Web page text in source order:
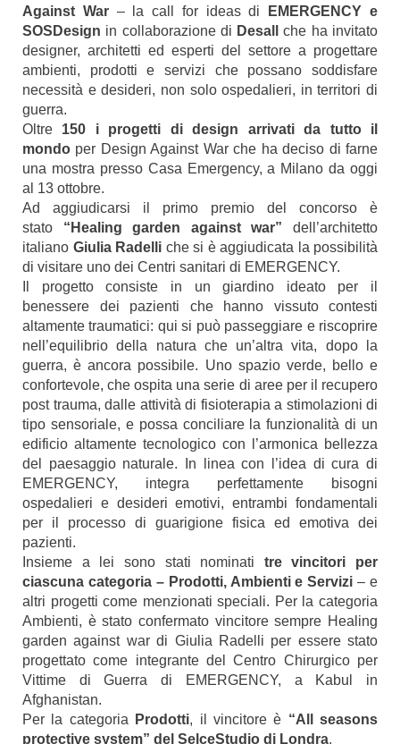
Against War – la call for ideas di
EMERGENCY e
SOSDesign in collaborazione di Desallche ha invitato
designer, architetti ed esperti del settore a progettare
ambienti, prodotti e servizi che possano soddisfare
necessità e desideri, non solo ospedalieri, in territori di
guerra.
Oltre 150 i progetti di design arrivati da tutto il
mondo per Design Against War che ha deciso di farne
una mostra presso Casa Emergency, a Milano da oggi
al 13 ottobre.
Ad aggiudicarsi il primo premio del concorso è
stato “Healing garden against war”dell’architetto
italiano Giulia Radelli che si è aggiudicata la possibilità
di visitare uno dei Centri sanitari di EMERGENCY.
Il progetto consiste in un giardino ideato per il
benessere dei pazienti che hanno vissuto contesti
altamente traumatici: qui si può passeggiare e riscoprire
nell’equilibrio della natura che un’altra vita, dopo la
guerra, è ancora possibile. Uno spazio verde, bello e
confortevole, che ospita una serie di aree per il recupero
post trauma, dalle attività di fisioterapia a stimolazioni di
tipo sensoriale, e possa conciliare la funzionalità di un
edificio altamente tecnologico con l’armonica bellezza
del paesaggio naturale. In linea con l’idea di cura di
EMERGENCY, integra perfettamente bisogni
ospedalieri e desideri emotivi, entrambi fondamentali
per il processo di guarigione fisica ed emotiva dei
pazienti.
Insieme a lei sono stati nominati tre vincitori per
ciascuna categoria – Prodotti, Ambienti e Servizi– e
altri progetti come menzionati speciali. Per la categoria
Ambienti, è stato confermato vincitore sempre Healing
garden against war di Giulia Radelli per essere stato
progettato come integrante del Centro Chirurgico per
Vittime di Guerra di EMERGENCY, a Kabul in
Afghanistan.
Per la categoria
Prodotti, il vincitore è “All seasons
protective system” del SelceStudio di Londra.